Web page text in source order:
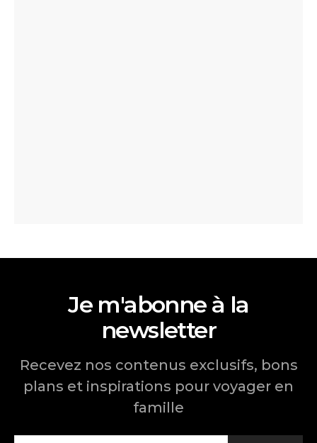
Je m'abonne à la
newsletter
Recevez nos contenus exclusifs, bons
plans et inspirations pour voyager en
famille